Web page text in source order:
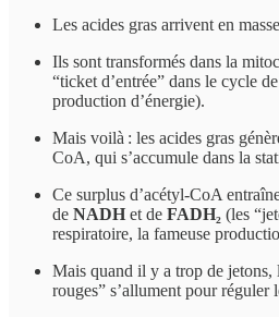
Les acides gras arrivent en
Ils sont transformés dans la
“ticket d’entrée” dans le cycle
production d’énergie).
Mais voilà : les acides gras
CoA, qui s’accumule dans la
Ce surplus d’acétyl-CoA
de NADH et de FADH₂ (les
respiratoire, la fameuse
Mais quand il y a trop de
rouges” s’allument pour réguler